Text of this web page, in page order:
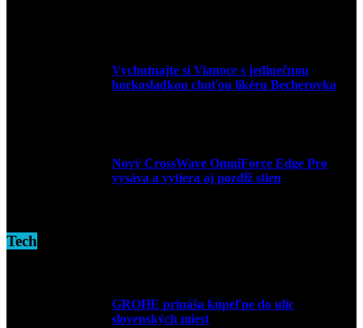
Vychutnajte si Vianoce s jedinečnou
horkosladkou chuťou likéru Becherovka
Nový CrossWave OmniForce Edge Pro
vysáva a vytiera aj pozdĺž stien
Tech
GROHE prináša kúpeľne do ulíc
slovenských miest